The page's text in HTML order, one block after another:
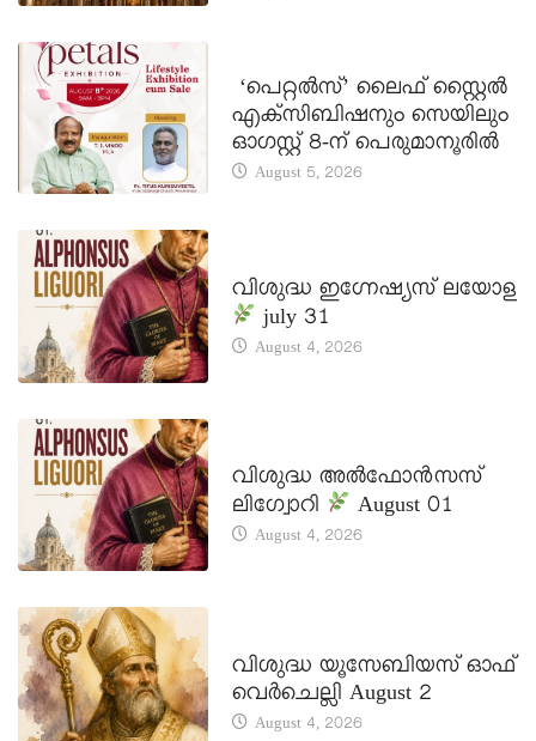
‘പെറ്റൽസ്’ ലൈഫ് സ്റ്റൈൽ
എക്സിബിഷനും സെയിലും
ഓഗസ്റ്റ് 8-ന് പെരുമാനൂരിൽ
August 5, 2026
വിശുദ്ധ ഇഗ്നേഷ്യസ് ലയോള
july 31
August 4, 2026
വിശുദ്ധ അൽഫോൻസസ്
ലിഗ്വോറി
August 01
August 4, 2026
വിശുദ്ധ യൂസേബിയസ് ഓഫ്
വെർചെല്ലി August 2
August 4, 2026